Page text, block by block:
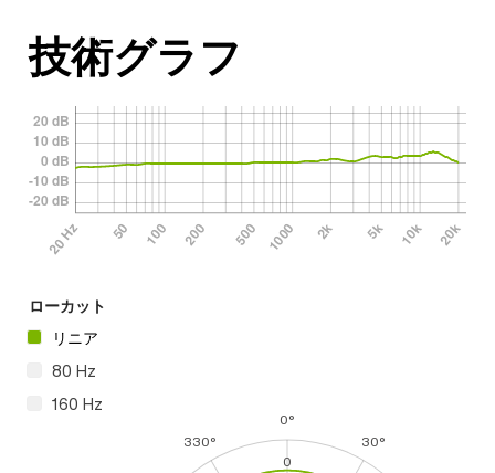
技術グラフ
ローカット
リニア
80 Hz
160 Hz
0°
30°
330°
0